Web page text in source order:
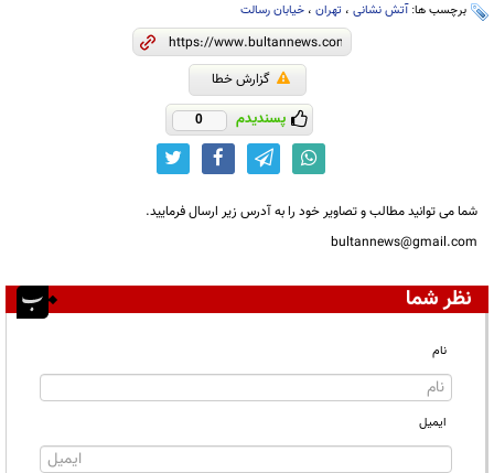
برچسب ها:آتش نشانی ، تهران ، خیابان رسالت
گزارش خطا
پسندیدم 0
شما می توانید مطالب و تصاویر خود را به آدرس زیر ارسال فرمایید.
bultannews@gmail.com
نظر شما
نام
ایمیل